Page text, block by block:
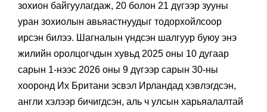
зохион байгуулагдаж, 20 болон 21 дүгээр зууны
уран зохиолын авьяастнуудыг тодорхойлсоор
ирсэн билээ. Шагналын үндсэн шалгуур буюу энэ
жилийн оролцогчдын хувьд 2025 оны 10 дугаар
сарын 1-нээс 2026 оны 9 дүгээр сарын 30-ны
хооронд Их Британи эсвэл Ирландад хэвлэгдсэн,
англи хэлээр бичигдсэн, аль ч улсын харьяалалтай